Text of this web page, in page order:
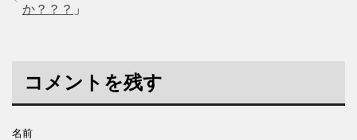
か？？？ 」
コメントを残す
名前